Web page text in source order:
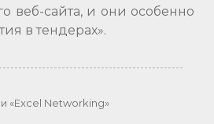
веб-сайта, и они особенно
в тендерах».
«Excel Networking»